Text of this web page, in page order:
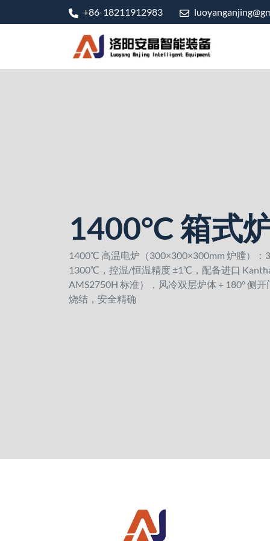
+86-18211912983
1400°C 箱式
1400℃ 高温电炉（300×300×300mm 炉膛）
1300℃，控温/恒温精度 ±1℃，配备进口
AMS2750H 标准），风冷双层炉体 + 180° 侧
烧结，安全精确